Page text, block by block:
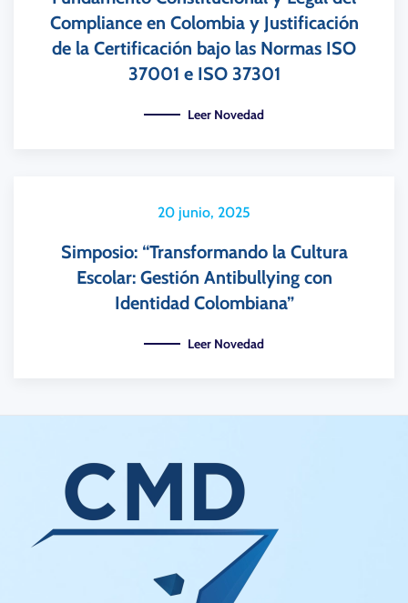
Compliance en Colombia y Justificación
de la Certificación bajo las Normas ISO
37001 e ISO 37301
Leer Novedad
20 junio, 2025
Simposio: “Transformando la Cultura
Escolar: Gestión Antibullying con
Identidad Colombiana”
Leer Novedad